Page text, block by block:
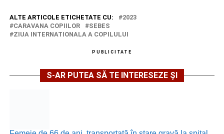
ALTE ARTICOLE ETICHETATE CU:
2023
CARAVANA COPIILOR
SEBES
ZIUA INTERNATIONALA A COPILULUI
PUBLICITATE
S-AR PUTEA SĂ TE INTERESEZE ȘI